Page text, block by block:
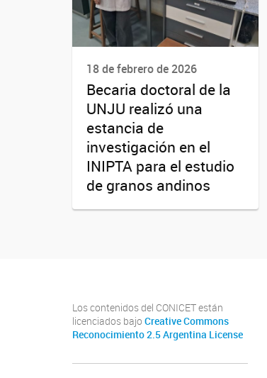
18 de febrero de 2026
Becaria doctoral de la
UNJU realizó una
estancia de
investigación en el
INIPTA para el estudio
de granos andinos
Los contenidos del CONICET están
licenciados bajo Creative Commons
Reconocimiento 2.5 Argentina License